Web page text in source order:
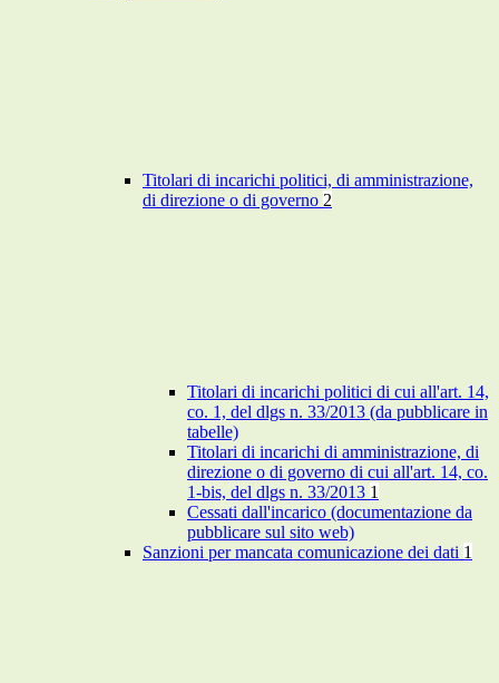
Titolari di incarichi politici, di amministrazione,
di direzione o di governo 2
Titolari di incarichi politici di cui all'art. 14,
co. 1, del dlgs n. 33/2013 (da pubblicare in
tabelle)
Titolari di incarichi di amministrazione, di
direzione o di governo di cui all'art. 14, co.
1-bis, del dlgs n. 33/2013 1
Cessati dall'incarico (documentazione da
pubblicare sul sito web)
Sanzioni per mancata comunicazione dei dati 1